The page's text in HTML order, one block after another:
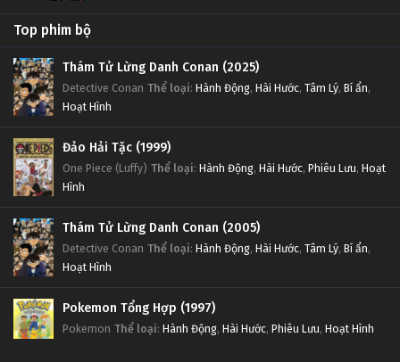
Top phim bộ
Thám Tử Lừng Danh Conan (2025)
Detective Conan Thể loại: Hành Động, Hài Hước, Tâm Lý, Bí ẩn,
Hoạt Hình
Đảo Hải Tặc (1999)
One Piece (Luffy) Thể loại: Hành Động, Hài Hước, Phiêu Lưu, Hoạt
Hình
Thám Tử Lừng Danh Conan (2005)
Detective Conan Thể loại: Hành Động, Hài Hước, Tâm Lý, Bí ẩn,
Hoạt Hình
Pokemon Tổng Hợp (1997)
Pokemon Thể loại: Hành Động, Hài Hước, Phiêu Lưu, Hoạt Hình